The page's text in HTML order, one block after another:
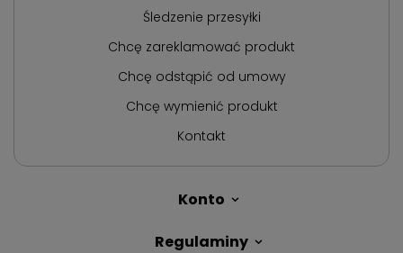
Śledzenie przesyłki
Chcę zareklamować produkt
Chcę odstąpić od umowy
Chcę wymienić produkt
Kontakt
Konto
Regulaminy